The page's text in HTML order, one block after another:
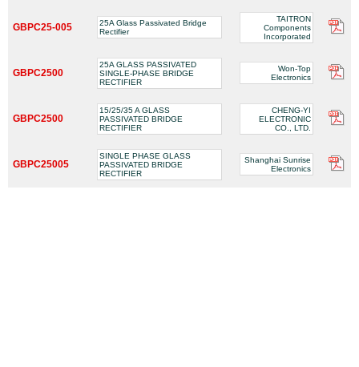
GBPC25-005
25A Glass Passivated Bridge
Rectifier
TAITRON
Components
Incorporated
GBPC2500
25A GLASS PASSIVATED
SINGLE-PHASE BRIDGE
RECTIFIER
Won-Top
Electronics
GBPC2500
15/25/35 A GLASS
PASSIVATED BRIDGE
RECTIFIER
CHENG-YI
ELECTRONIC
CO., LTD.
GBPC25005
SINGLE PHASE GLASS
PASSIVATED BRIDGE
RECTIFIER
Shanghai Sunrise
Electronics